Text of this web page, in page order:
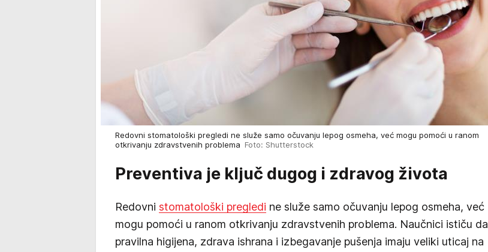
Redovni stomatološki pregledi ne služe samo očuvanju lepog osmeha, već mogu pomoći u ranom
otkrivanju zdravstvenih problema Foto: Shutterstock
Preventiva je ključ dugog i zdravog života
Redovni stomatološki pregledi ne služe samo očuvanju lepog osmeha, već
mogu pomoći u ranom otkrivanju zdravstvenih problema. Naučnici ističu da
pravilna higijena, zdrava ishrana i izbegavanje pušenja imaju veliki uticaj na